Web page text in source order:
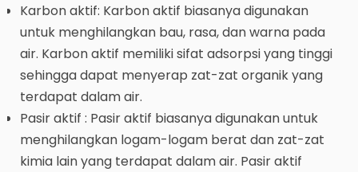
Karbon aktif: Karbon aktif biasanya digunakan
untuk menghilangkan bau, rasa, dan warna pada
air. Karbon aktif memiliki sifat adsorpsi yang tinggi
sehingga dapat menyerap zat-zat organik yang
terdapat dalam air.
Pasir aktif : Pasir aktif biasanya digunakan untuk
menghilangkan logam-logam berat dan zat-zat
kimia lain yang terdapat dalam air. Pasir aktif